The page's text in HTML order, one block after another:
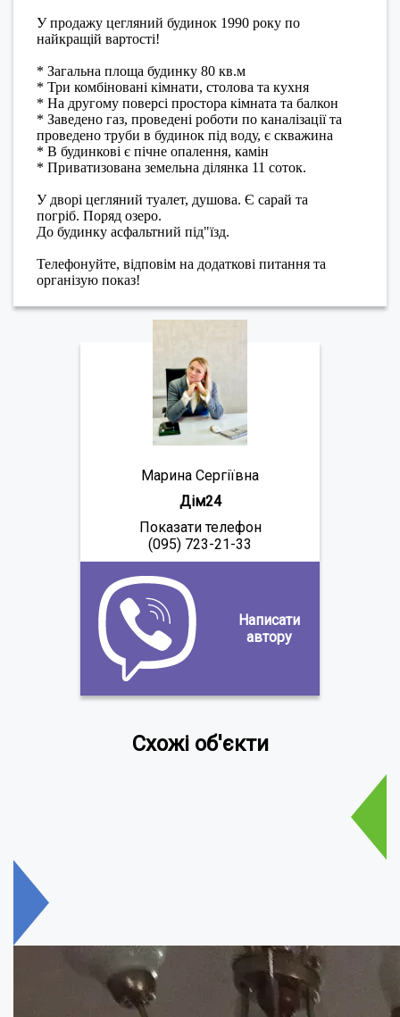
У продажу цегляний будинок 1990 року по
найкращій вартості!
* Загальна площа будинку 80 кв.м
* Три комбіновані кімнати, столова та кухня
* На другому поверсі простора кімната та балкон
* Заведено газ, проведені роботи по каналізації та
проведено труби в будинок під воду, є скважина
* В будинкові є пічне опалення, камін
* Приватизована земельна ділянка 11 соток.
У дворі цегляний туалет, душова. Є сарай та
погріб. Поряд озеро.
До будинку асфальтний під"їзд.
Телефонуйте, відповім на додаткові питання та
організую показ!
Марина Сергіївна
Дім24
Показати телефон
(095) 723-21-33
Написати
автору
Схожі об'єкти